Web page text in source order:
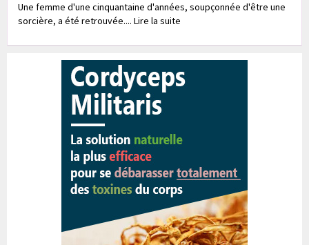
Une femme d'une cinquantaine d'années, soupçonnée d'être une
sorcière, a été retrouvée.... Lire la suite